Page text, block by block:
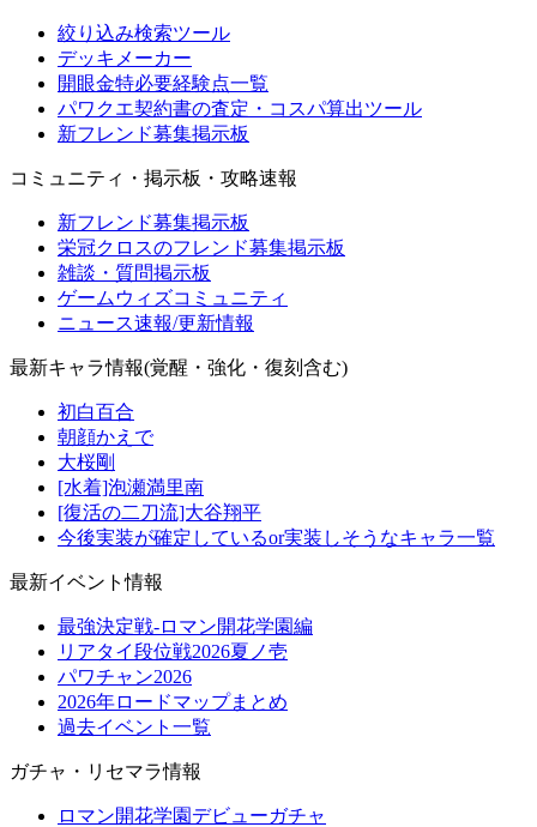
絞り込み検索ツール
デッキメーカー
開眼金特必要経験点一覧
パワクエ契約書の査定・コスパ算出ツール
新フレンド募集掲示板
コミュニティ・掲示板・攻略速報
新フレンド募集掲示板
栄冠クロスのフレンド募集掲示板
雑談・質問掲示板
ゲームウィズコミュニティ
ニュース速報/更新情報
最新キャラ情報(覚醒・強化・復刻含む)
初白百合
朝顔かえで
大桜剛
[水着]泡瀬満里南
[復活の二刀流]大谷翔平
今後実装が確定しているor実装しそうなキャラ一覧
最新イベント情報
最強決定戦-ロマン開花学園編
リアタイ段位戦2026夏ノ壱
パワチャン2026
2026年ロードマップまとめ
過去イベント一覧
ガチャ・リセマラ情報
ロマン開花学園デビューガチャ